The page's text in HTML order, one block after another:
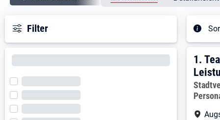
Filter
1.
1.